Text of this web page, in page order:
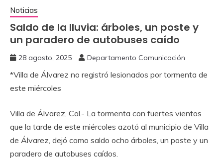
Noticias
‎Saldo de la lluvia: árboles, un poste y
un paradero de autobuses caído
28 agosto, 2025 Departamento Comunicación
‎*Villa de Álvarez no registró lesionados por tormenta de
este miércoles
‎Villa de Álvarez, Col.- La tormenta con fuertes vientos
que la tarde de este miércoles azotó al municipio de Villa
de Álvarez, dejó como saldo ocho árboles, un poste y un
paradero de autobuses caídos.